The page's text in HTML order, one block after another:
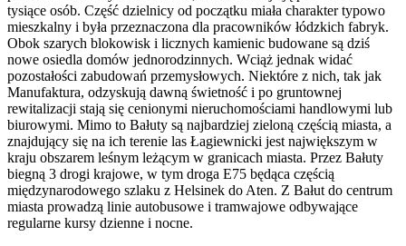
tysiące osób. Część dzielnicy od początku miała charakter typowo
mieszkalny i była przeznaczona dla pracowników łódzkich fabryk.
Obok szarych blokowisk i licznych kamienic budowane są dziś
nowe osiedla domów jednorodzinnych. Wciąż jednak widać
pozostałości zabudowań przemysłowych. Niektóre z nich, tak jak
Manufaktura, odzyskują dawną świetność i po gruntownej
rewitalizacji stają się cenionymi nieruchomościami handlowymi lub
biurowymi. Mimo to Bałuty są najbardziej zieloną częścią miasta, a
znajdujący się na ich terenie las Łagiewnicki jest największym w
kraju obszarem leśnym leżącym w granicach miasta. Przez Bałuty
biegną 3 drogi krajowe, w tym droga E75 będąca częścią
międzynarodowego szlaku z Helsinek do Aten. Z Bałut do centrum
miasta prowadzą linie autobusowe i tramwajowe odbywające
regularne kursy dzienne i nocne.